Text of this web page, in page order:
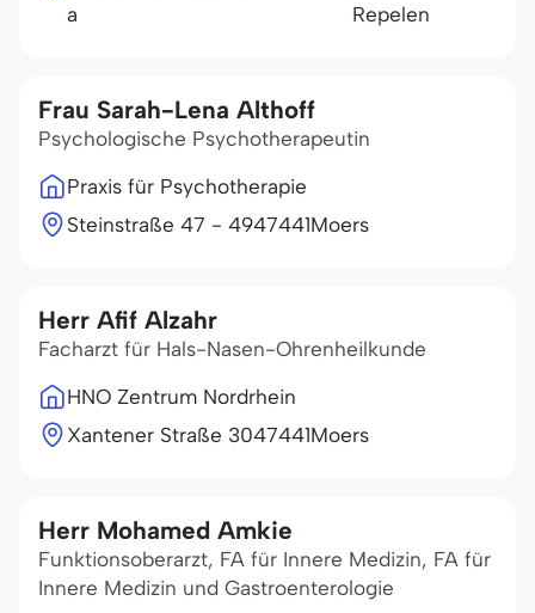
a
Repelen
Frau Sarah-Lena Althoff
Psychologische Psychotherapeutin
Praxis für Psychotherapie
Steinstraße 47 - 4947441Moers
Herr Afif Alzahr
Facharzt für Hals-Nasen-Ohrenheilkunde
HNO Zentrum Nordrhein
Xantener Straße 3047441Moers
Herr Mohamed Amkie
Funktionsoberarzt, FA für Innere Medizin, FA für
Innere Medizin und Gastroenterologie